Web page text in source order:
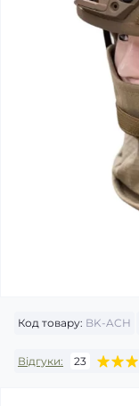
Код товару: BK-ACH
Відгуки: 23